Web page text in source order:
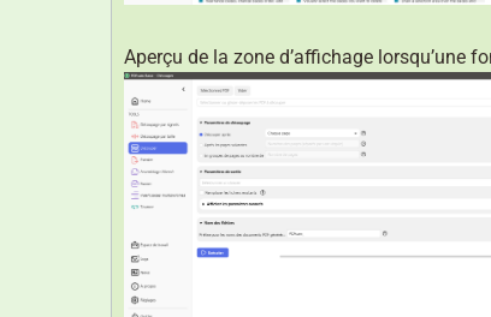
Aperçu de la zone d’affichage lorsqu’une